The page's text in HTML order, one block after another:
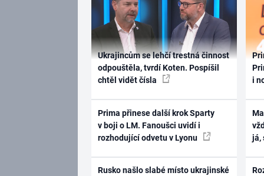
Ukrajincům se lehčí trestná činnost
odpouštěla, tvrdí Koten. Pospíšil
chtěl vidět čísla
Prima přinese další krok Sparty
v boji o LM. Fanoušci uvidí i
rozhodující odvetu v Lyonu
Rusko našlo slabé místo ukrajinské
i
já,